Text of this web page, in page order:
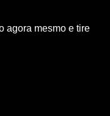
agora mesmo e tire